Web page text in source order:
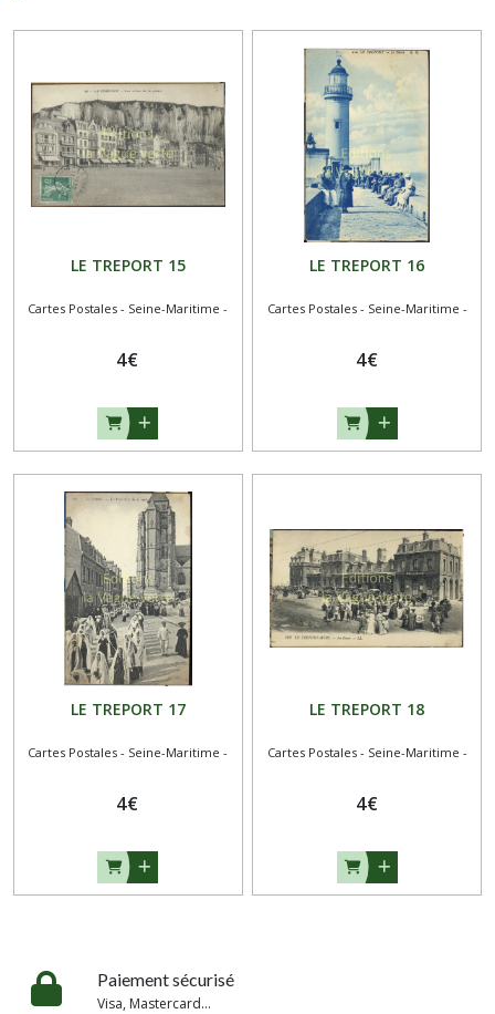
LE TREPORT 15
Cartes Postales - Seine-Maritime -
4€
LE TREPORT 16
Cartes Postales - Seine-Maritime -
4€
LE TREPORT 17
Cartes Postales - Seine-Maritime -
4€
LE TREPORT 18
Cartes Postales - Seine-Maritime -
4€
Paiement sécurisé
Visa, Mastercard...